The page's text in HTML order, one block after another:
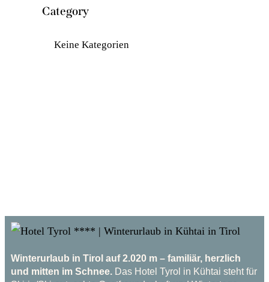
Category
Keine Kategorien
Winterurlaub in Tirol auf 2.020 m – familiär, herzlich
und mitten im Schnee. Das Hotel Tyrol in Kühtai steht für